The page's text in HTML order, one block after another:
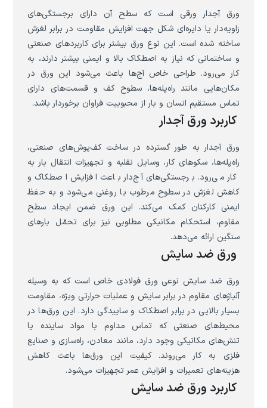
ورق آجدار ورقی است که سطح آن دارای برجستگی‌های
زاویه‌دار یا دایره‌ای شکل جهت افزایش مقاومت در برابر لغزش
ساخته شده است. این نوع ورق بیشتر برای کاربردهای صنعتی
و ساختمانی که نیاز به اصطکاک بالا و ایمنی بیشتر دارند، به
کار می‌رود. طراحی خاص آج‌ها باعث می‌شود این ورق در
مکان‌هایی مانند راه‌پله‌ها، سطوح کف و قسمت‌های دارای
تماس مستقیم انسان و بار از محبوبیت فراوان برخوردار باشد.
کاربرد ورق آجدار
ورق آجدار به طور گسترده در ساخت کف‌پوش‌های صنعتی،
راه‌پله‌ها، سکوهای کار، وسایل نقلیه و تجهیزات انتقال بار به
کار می‌رود. برجستگی‌های آج‌دار باعث افزایش اصطکاک و
کاهش لغزش در سطوح مرطوب یا روغنی می‌شود و به حفظ
ایمنی کارکنان کمک می‌کند. این ورق ضمن ایجاد سطح
مقاوم، استحکام مکانیکی مطلوبی نیز برای تحمّل بارهای
سنگین ارائه می‌دهد.
ورق ضد سایش
ورق ضد سایش نوعی ورق فولادی خاص است که به وسیله
آلیاژهای مقاوم در برابر سایش و عملیات حرارتی ویژه، مقاومت
بسیار بالایی در برابر اصطکاک و ساییدگی دارد. این ورق‌ها در
محیط‌های صنعتی که تماس مداوم با مواد ساینده یا
تنش‌های مکانیکی وجود دارد، مانند معادن، راه‌سازی و صنایع
فلزی به کار می‌روند. کیفیت این ورق‌ها باعث کاهش
هزینه‌های تعمیرات و افزایش عمر تجهیزات می‌شود.
کاربرد ورق ضد سایش